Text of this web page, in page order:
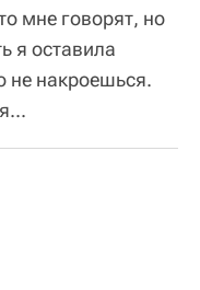
мне говорят, но
я оставила
не накроешься.